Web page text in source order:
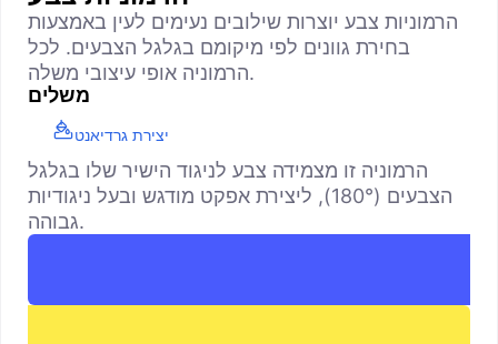
הרמוניות צבע יוצרות שילובים נעימים לעין באמצעות
בחירת גוונים לפי מיקומם בגלגל הצבעים. לכל
הרמוניה אופי עיצובי משלה.
משלים
יצירת גרדיאנט
הרמוניה זו מצמידה צבע לניגוד הישיר שלו בגלגל
הצבעים (180°), ליצירת אפקט מודגש ובעל ניגודיות
גבוהה.